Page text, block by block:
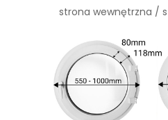
strona wewnętrzna /